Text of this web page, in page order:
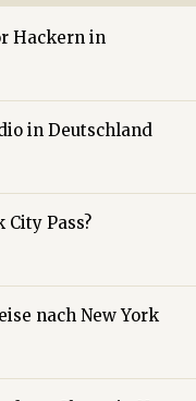
Hackern in
in Deutschland
Pass?
nach New York